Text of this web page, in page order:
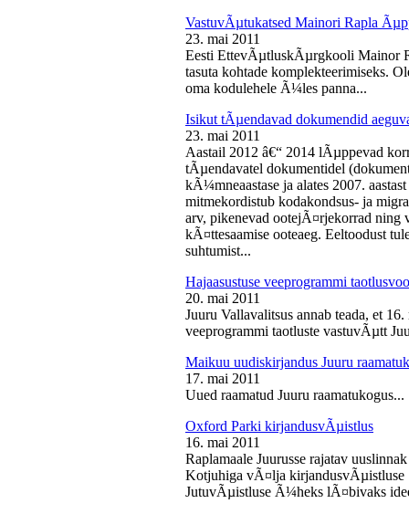
VastuvÃµtukatsed Mainori Rapla
23. mai 2011
Eesti EttevÃµtluskÃµrgkooli Mainor
tasuta kohtade komplekteerimiseks.
oma kodulehele Ã¼les panna...
Isikut tÃµendavad dokumendid
23. mai 2011
Aastail 2012 â€“ 2014 lÃµppevad
tÃµendavatel dokumentidel
kÃ¼mneaastase ja alates 2007.
mitmekordistub kodakondsus- ja
arv, pikenevad ootejÃ¤rjekorrad ning
kÃ¤ttesaamise ooteaeg. Eeltoodust
suhtumist...
Hajaasustuse veeprogrammi
20. mai 2011
Juuru Vallavalitsus annab teada, et
veeprogrammi taotluste vastuvÃµtt
Maikuu uudiskirjandus Juuru
17. mai 2011
Uued raamatud Juuru raamatukogus...
Oxford Parki kirjandusvÃµistlus
16. mai 2011
Raplamaale Juurusse rajatav
Kotjuhiga vÃ¤lja
JutuvÃµistluse Ã¼heks lÃ¤bivaks